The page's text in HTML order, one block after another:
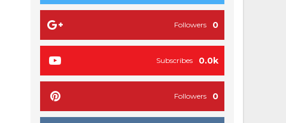
0
Followers
0.0k
Subscribes
0
Followers